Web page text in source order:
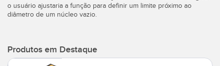
TECHNOLOGY
o usuário ajustaria a função para definir um limite próximo ao
diâmetro de um núcleo vazio.
Produtos em Destaque